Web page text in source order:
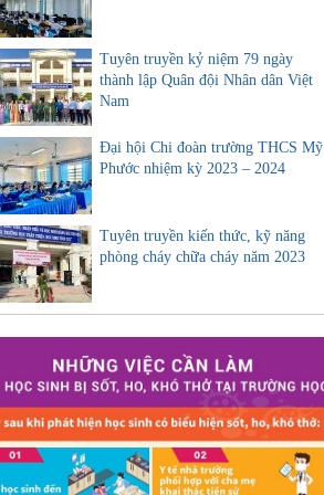
Tuyên truyền kỷ niệm 79 ngày
thành lập Quân đội Nhân dân Việt
Nam
Đại hội Chi đoàn trường THCS Mỹ
Phước nhiệm kỳ 2023 – 2024
Tuyên truyền kiến thức, kỹ năng
phòng cháy chữa cháy năm 2023